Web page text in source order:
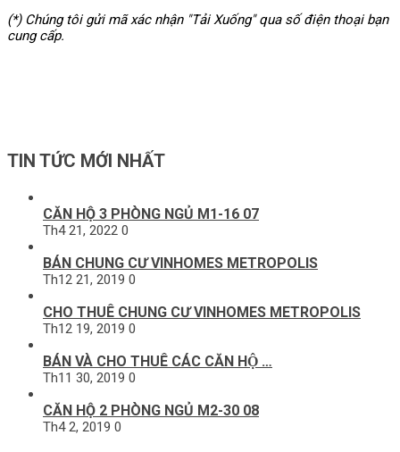
(*) Chúng tôi gửi mã xác nhận "Tải Xuống" qua số điện thoại bạn
cung cấp.
TIN TỨC MỚI NHẤT
CĂN HỘ 3 PHÒNG NGỦ M1-16 07
Th4 21, 2022 0
BÁN CHUNG CƯ VINHOMES METROPOLIS
Th12 21, 2019 0
CHO THUÊ CHUNG CƯ VINHOMES METROPOLIS
Th12 19, 2019 0
BÁN VÀ CHO THUÊ CÁC CĂN HỘ …
Th11 30, 2019 0
CĂN HỘ 2 PHÒNG NGỦ M2-30 08
Th4 2, 2019 0